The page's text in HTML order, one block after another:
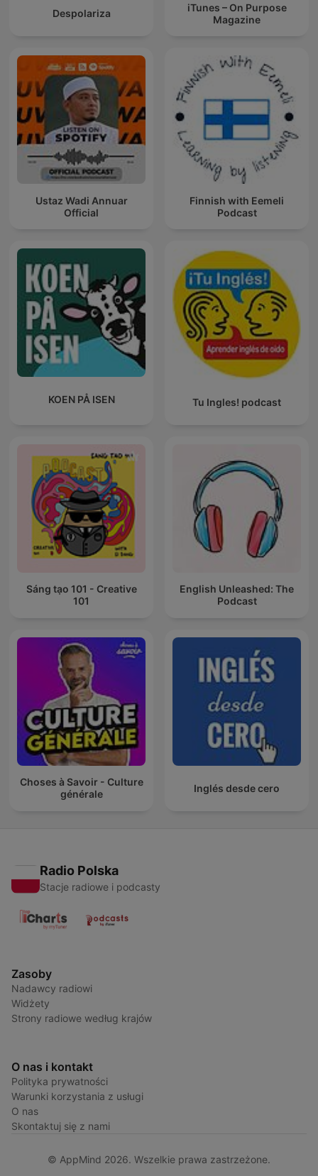
Despolariza
iTunes – On Purpose
Magazine
Ustaz Wadi Annuar
Official
Finnish with Eemeli
Podcast
KOEN PÅ ISEN Tu Ingles! podcast
Sáng tạo 101 - Creative
101
English Unleashed: The
Podcast
Choses à Savoir - Culture
générale
Inglés desde cero
Radio Polska
Stacje radiowe i podcasty
Zasoby
Nadawcy radiowi
Widżety
Strony radiowe według krajów
O nas i kontakt
Polityka prywatności
Warunki korzystania z usługi
O nas
Skontaktuj się z nami
© AppMind 2026. Wszelkie prawa zastrzeżone.